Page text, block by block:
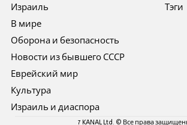
Израиль
В мире
Оборона и безопасность
Новости из бывшего СССР
Еврейский мир
Культура
Израиль и диаспора
Тэги
7 KANAL Ltd. © Все права